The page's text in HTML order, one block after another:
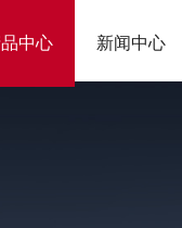
中心 新闻中心